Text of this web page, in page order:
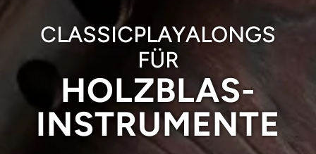
CLASSIC­PLAYALONGS
FÜR
HOLZBLAS­
INSTRUMENTE